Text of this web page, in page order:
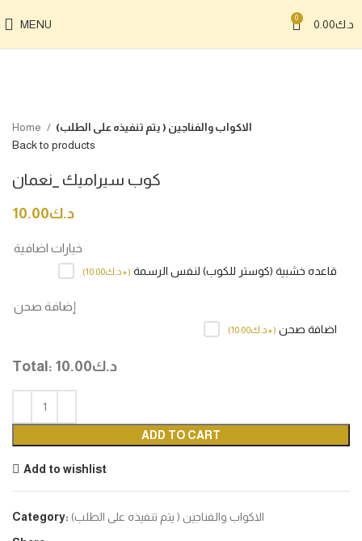
MENU 0 د.ك0.00
Home الاكواب والفناجين ( يتم تنفيذه على الطلب)
Back to products
كوب سيراميك _نعمان
د.ك10.00
خيارات اضافية
قاعده خشبية (كوستر للكوب) لنفس الرسمة (+د.ك10.00
)
إضافة صحن
اضافة صحن (+د.ك10.00
)
Total: د.ك10.00
ADD TO CART
Add to wishlist
Category: الاكواب والفناجين ( يتم تنفيذه على الطلب)